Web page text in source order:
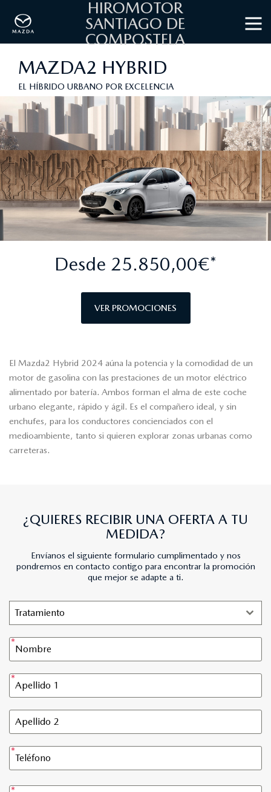
HIROMOTOR
SANTIAGO DE
COMPOSTELA
MAZDA2 HYBRID
EL HÍBRIDO URBANO POR EXCELENCIA
Desde 25.850,00€*
VER PROMOCIONES
El Mazda2 Hybrid 2024 aúna la potencia y la comodidad de un
motor de gasolina con las prestaciones de un motor eléctrico
alimentado por batería. Ambos forman el alma de este coche
urbano elegante, rápido y ágil. Es el compañero ideal, y sin
enchufes, para los conductores concienciados con el
medioambiente, tanto si quieren explorar zonas urbanas como
carreteras.
¿QUIERES RECIBIR UNA OFERTA A TU
MEDIDA?
Envíanos el siguiente formulario cumplimentado y nos
pondremos en contacto contigo para encontrar la promoción
que mejor se adapte a ti.
Tratamiento